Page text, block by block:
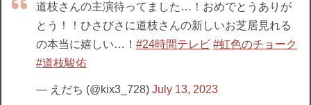
道枝さんの主演待ってました…！おめでとうありが
とう！！ひさびさに道枝さんの新しいお芝居見れる
の本当に嬉しい…！ #24時間テレビ #虹色のチョーク
#道枝駿佑
— えだち (@kix3_728) July 13, 2023